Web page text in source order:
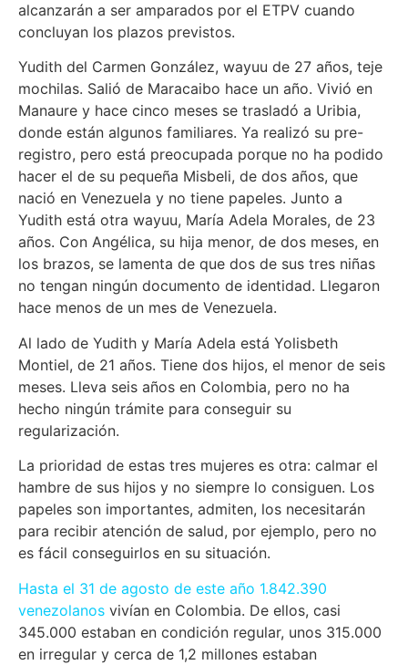
alcanzarán a ser amparados por el ETPV cuando
concluyan los plazos previstos.
Yudith del Carmen González, wayuu de 27 años, teje
mochilas. Salió de Maracaibo hace un año. Vivió en
Manaure y hace cinco meses se trasladó a Uribia,
donde están algunos familiares. Ya realizó su pre-
registro, pero está preocupada porque no ha podido
hacer el de su pequeña Misbeli, de dos años, que
nació en Venezuela y no tiene papeles. Junto a
Yudith está otra wayuu, María Adela Morales, de 23
años. Con Angélica, su hija menor, de dos meses, en
los brazos, se lamenta de que dos de sus tres niñas
no tengan ningún documento de identidad. Llegaron
hace menos de un mes de Venezuela.
Al lado de Yudith y María Adela está Yolisbeth
Montiel, de 21 años. Tiene dos hijos, el menor de seis
meses. Lleva seis años en Colombia, pero no ha
hecho ningún trámite para conseguir su
regularización.
La prioridad de estas tres mujeres es otra: calmar el
hambre de sus hijos y no siempre lo consiguen. Los
papeles son importantes, admiten, los necesitarán
para recibir atención de salud, por ejemplo, pero no
es fácil conseguirlos en su situación.
Hasta el 31 de agosto de este año 1.842.390
venezolanos vivían en Colombia. De ellos, casi
345.000 estaban en condición regular, unos 315.000
en irregular y cerca de 1,2 millones estaban